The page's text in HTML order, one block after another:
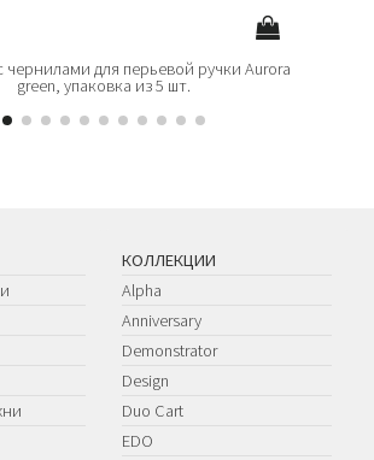
чернилами для перьевой ручки Aurora
green, упаковка из 5 шт.
КОЛЛЕКЦИИ
Alpha
Anniversary
Demonstrator
Design
Duo Cart
EDO